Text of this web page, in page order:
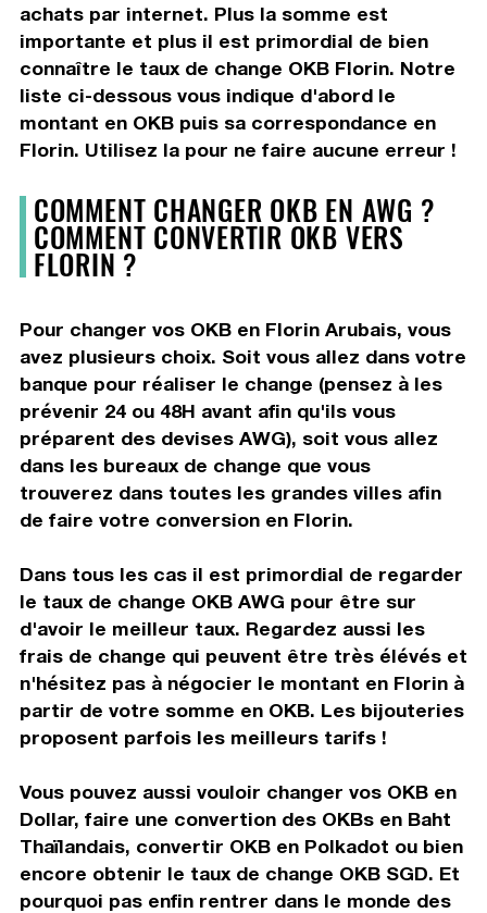
achats par internet. Plus la somme est
importante et plus il est primordial de bien
connaître le taux de change OKB Florin. Notre
liste ci-dessous vous indique d'abord le
montant en OKB puis sa correspondance en
Florin. Utilisez la pour ne faire aucune erreur !
COMMENT CHANGER OKB EN AWG ?
COMMENT CONVERTIR OKB VERS
FLORIN ?
Pour changer vos OKB en Florin Arubais, vous
avez plusieurs choix. Soit vous allez dans votre
banque pour réaliser le change (pensez à les
prévenir 24 ou 48H avant afin qu'ils vous
préparent des devises AWG), soit vous allez
dans les bureaux de change que vous
trouverez dans toutes les grandes villes afin
de faire votre conversion en Florin.
Dans tous les cas il est primordial de regarder
le taux de change OKB AWG pour être sur
d'avoir le meilleur taux. Regardez aussi les
frais de change qui peuvent être très élévés et
n'hésitez pas à négocier le montant en Florin à
partir de votre somme en OKB. Les bijouteries
proposent parfois les meilleurs tarifs !
Vous pouvez aussi vouloir changer vos OKB en
Dollar, faire une convertion des OKBs en Baht
Thaïlandais, convertir OKB en Polkadot ou bien
encore obtenir le taux de change OKB SGD. Et
pourquoi pas enfin rentrer dans le monde des